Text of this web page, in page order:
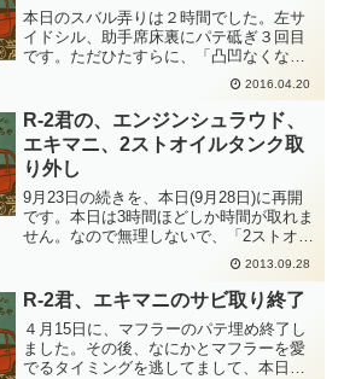
本日のスバル弄りは２時間でした。左サ
イドシル、助手席床裏にパテ砥ぎ３回目
です。ただひたすらに、「凸凹なくな～
れ」と心に願いながら水研サンドペーパ
ーで撫でるだけです。研ぎ終えてから、
よーく確認して....もう１回追及する？で
もねー、目に付く場...
2016.04.20
R-2君の、エンジンシュラウド、
エキマニ、2ストオイルタンク取
り外し
9月23日の続きを、本日(9月28日)に再開
です。本日は3時間ほどしか時間が取れま
せん。なので無理しないで、「2ストオイ
ルタンク」「エンジンシュラウド」「エ
キマニ」の取り外しを計画です。まぁ
ー、ボチボチと進めましょう。まずは、
お手軽な「2ス...
2013.09.28
R-2君、エキマニのサビ取り終了
４月15日に、マフラーのパテ埋め終了し
ました。その後、なにかとマフラーを愛
でるタイミングを逃してまして、本日、